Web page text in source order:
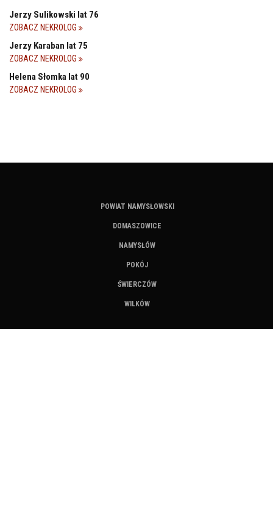
Jerzy Sulikowski lat 76
ZOBACZ NEKROLOG
Jerzy Karaban lat 75
ZOBACZ NEKROLOG
Helena Słomka lat 90
ZOBACZ NEKROLOG
POWIAT NAMYSŁOWSKI
DOMASZOWICE
NAMYSŁÓW
POKÓJ
ŚWIERCZÓW
WILKÓW